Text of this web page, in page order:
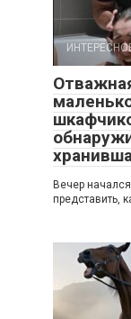
Вечер
представить,